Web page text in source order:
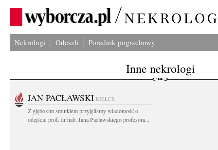
Nekrologi Odeszli Poradnik pogrzebowy
Inne nekrologi
JAN PACŁAWSKI KIELCE
Z głębokim smutkiem przyjęliśmy wiadomość o
odejściu prof. dr hab. Jana Pacławskiego profesora...